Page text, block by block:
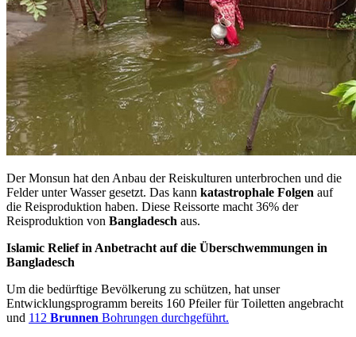
Der Monsun hat den Anbau der Reiskulturen unterbrochen und die
Felder unter Wasser gesetzt. Das kann katastrophale Folgen auf
die Reisproduktion haben. Diese Reissorte macht 36% der
Reisproduktion von Bangladesch aus.
Islamic Relief in Anbetracht auf die Überschwemmungen in
Bangladesch
Um die bedürftige Bevölkerung zu schützen, hat unser
Entwicklungsprogramm bereits 160 Pfeiler für Toiletten angebracht
und 112 Brunnen Bohrungen durchgeführt.